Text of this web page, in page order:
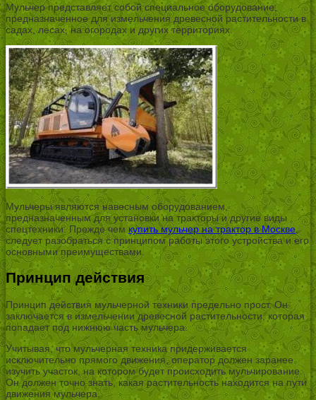
Мульчер представляет собой специальное оборудование,
предназначенное для измельчения древесной растительности в
садах, лесах, на огородах и других территориях.
Мульчеры являются навесным оборудованием,
предназначенным для установки на тракторы и другие виды
спецтехники. Прежде чемкупить мульчер на трактор в Москве,
следует разобраться с принципом работы этого устройства и его
основными преимуществами.
Принцип действия
Принцип действия мульчерной техники предельно прост. Он
заключается в измельчении древесной растительности, которая
попадает под нижнюю часть мульчера.
Учитывая, что мульчерная техника придерживается
исключительно прямого движения, оператор должен заранее
изучить участок, на котором будет происходить мульчирование.
Он должен точно знать, какая растительность находится на пути
движения мульчера.